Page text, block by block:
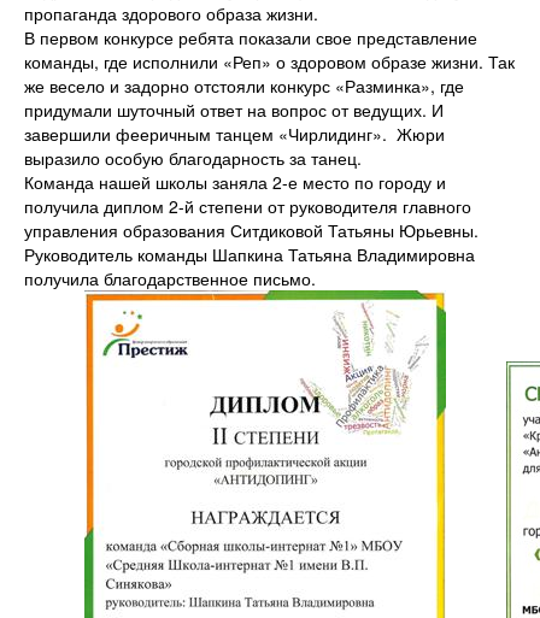
пропаганда здорового образа жизни.
В первом конкурсе ребята показали свое представление
команды, где исполнили «Реп» о здоровом образе жизни. Так
же весело и задорно отстояли конкурс «Разминка», где
придумали шуточный ответ на вопрос от ведущих. И
завершили фееричным танцем «Чирлидинг». Жюри
выразило особую благодарность за танец.
Команда нашей школы заняла 2-е место по городу и
получила диплом 2-й степени от руководителя главного
управления образования Ситдиковой Татьяны Юрьевны.
Руководитель команды Шапкина Татьяна Владимировна
получила благодарственное письмо.